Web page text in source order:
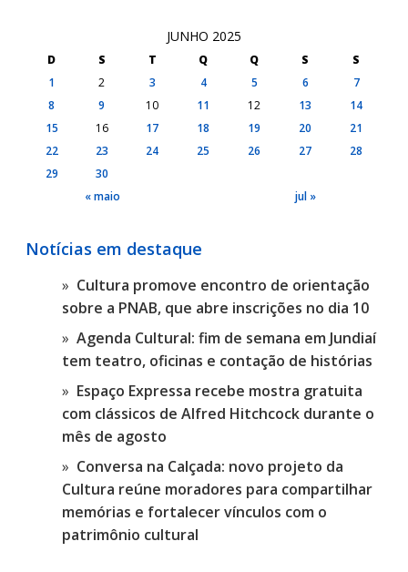
JUNHO 2025
D S T Q Q S
S
1
2 3 4 5 6
7
8
9 10 11 12 13
14
15
16 17 18 19 20
21
22
23 24 25 26 27
28
29
30
« maio
jul »
Notícias em destaque
Cultura promove encontro de orientação
sobre a PNAB, que abre inscrições no dia 10
Agenda Cultural: fim de semana em Jundiaí
tem teatro, oficinas e contação de histórias
Espaço Expressa recebe mostra gratuita
com clássicos de Alfred Hitchcock durante o
mês de agosto
Conversa na Calçada: novo projeto da
Cultura reúne moradores para compartilhar
memórias e fortalecer vínculos com o
patrimônio cultural